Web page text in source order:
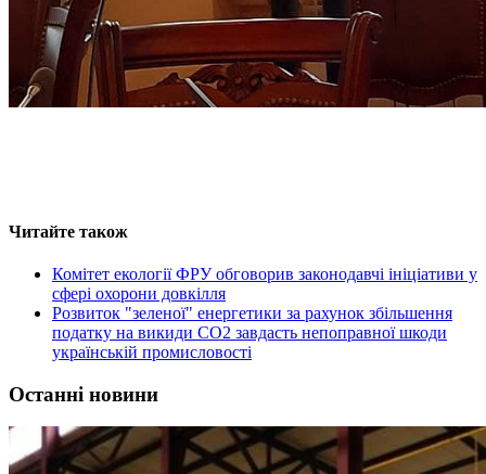
Читайте також
Комітет екології ФРУ обговорив законодавчі ініціативи у
сфері охорони довкілля
Розвиток "зеленої" енергетики за рахунок збільшення
податку на викиди СО2 завдасть непоправної шкоди
українській промисловості
Останні новини